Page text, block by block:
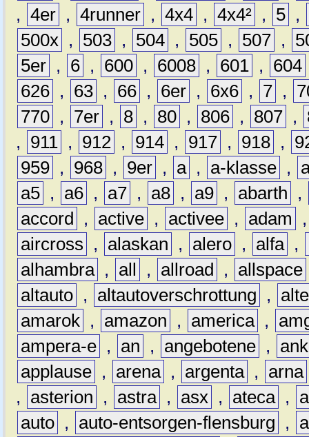
, 4er , 4runner , 4x4 , 4x4² , 5 ,
500x , 503 , 504 , 505 , 507 ,
5er , 6 , 600 , 6008 , 601 , 604
626 , 63 , 66 , 6er , 6x6 , 7 ,
770 , 7er , 8 , 80 , 806 , 807 ,
,
911 , 912 , 914 , 917 , 918 ,
959 , 968 , 9er , a , a-klasse ,
a5 , a6 , a7 , a8 , a9 , abarth
,
accord
, active , activee , adam
aircross
, alaskan , alero , alfa ,
alhambra , all , allroad , allspace
altauto , altautoverschrottung ,
amarok , amazon , america ,
ampera-e , an , angebotene ,
applause , arena , argenta , arna
,
asterion , astra , asx , ateca ,
auto , auto-entsorgen-flensburg ,